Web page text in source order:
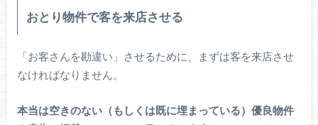
おとり物件で客を来店させる
「お客さんを勘違い」させるために、まずは客を来店させ
なければなりません。
本当は空きのない（もしくは既に埋まっている）優良物件